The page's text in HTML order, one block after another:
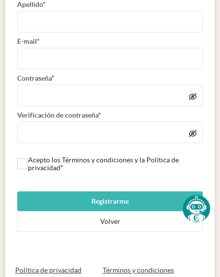
Apellido*
E-mail*
Contraseña*
Verificación de contraseña*
Acepto los Términos y condiciones y la Política de
privacidad*
Registrarme
Volver
Política de privacidad abre en nueva pestaña
Términos y condicionesabre en nueva